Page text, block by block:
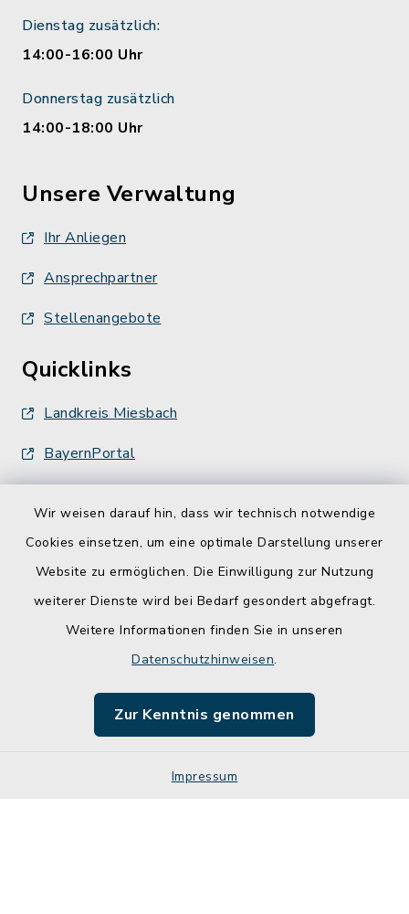
Wir weisen darauf hin, dass wir technisch notwendige
Cookies einsetzen, um eine optimale Darstellung unserer
Website zu ermöglichen. Die Einwilligung zur Nutzung
weiterer Dienste wird bei Bedarf gesondert abgefragt.
Weitere Informationen finden Sie in unseren
Datenschutzhinweisen.
Zur Kenntnis genommen
Impressum
Dienstag zusätzlich:
14:00-16:00 Uhr
Donnerstag zusätzlich
14:00-18:00 Uhr
Unsere Verwaltung
Ihr Anliegen
Ansprechpartner
Stellenangebote
Quicklinks
Landkreis Miesbach
BayernPortal
Barrierefreiheit
Impressum
Sitemap